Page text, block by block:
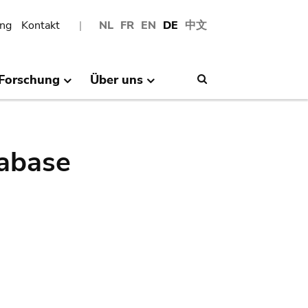
NL FR EN DE 中文
Kontakt
Über uns